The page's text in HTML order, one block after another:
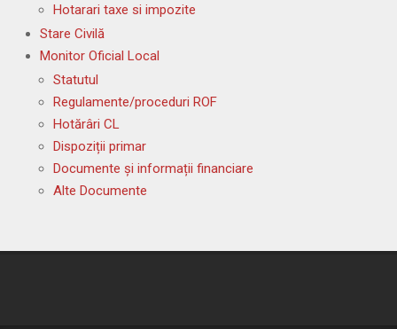
Hotarari taxe si impozite
Stare Civilă
Monitor Oficial Local
Statutul
Regulamente/proceduri ROF
Hotărâri CL
Dispoziții primar
Documente și informații financiare
Alte Documente